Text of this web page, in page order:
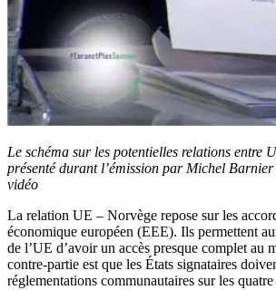
Le schéma sur les potentielles relations entre
présenté durant l’émission par Michel Barnier
vidéo
La relation UE – Norvège repose sur les
économique européen (EEE). Ils permettent
de l’UE d’avoir un accès presque complet au
contre-partie est que les États signataires
réglementations communautaires sur les